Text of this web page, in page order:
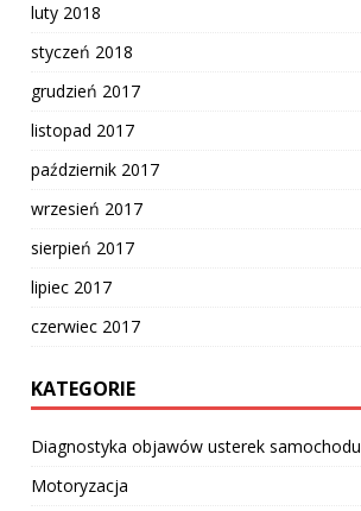
luty 2018
styczeń 2018
grudzień 2017
listopad 2017
październik 2017
wrzesień 2017
sierpień 2017
lipiec 2017
czerwiec 2017
KATEGORIE
Diagnostyka objawów usterek samochodu
Motoryzacja